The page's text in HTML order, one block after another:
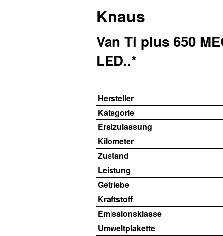
Knaus
Van Ti plus 650
LED..*
Hersteller
Kategorie
Erstzulassung
Kilometer
Zustand
Leistung
Getriebe
Kraftstoff
Emissionsklasse
Umweltplakette